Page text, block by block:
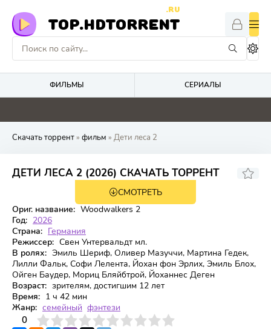
TOP.HDTORRENT
.RU
ФИЛЬМЫ СЕРИАЛЫ
0 0 0 0
Скачать торрент» фильм » Дети леса 2
ДЕТИ ЛЕСА 2 (2026) СКАЧАТЬ ТОРРЕНТ
7.646 5.4
СМОТРЕТЬ
Ориг. название: Woodwalkers 2
Год: 2026
Страна: Германия
Режиссер: Свен Унтервальдт мл.
В ролях: Эмиль Шериф, Оливер Мазуччи, Мартина Гедек,
Лилли Фальк, Софи Лелента, Йохан фон Эрлих, Эмиль Блох,
Ойген Баудер, Мориц Бляйбтрой, Йоханнес Деген
Возраст: зрителям, достигшим 12 лет
Время: 1 ч 42 мин
Жанр: семейный фэнтези
0
4 6 7 8 9 10